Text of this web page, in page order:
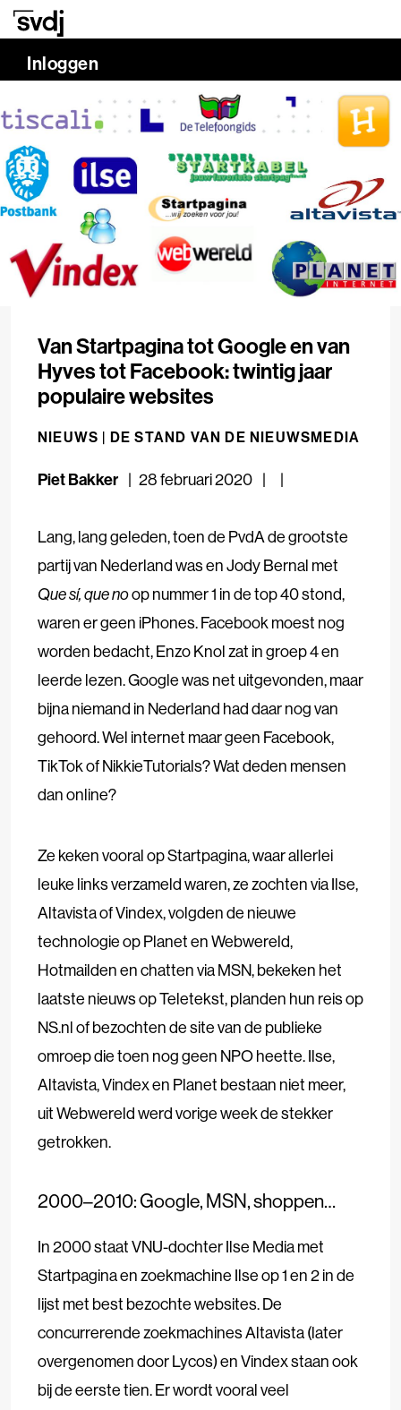
Naar hoofdinhoud
Inloggen
0.00%
Van Startpagina tot Google en van
Hyves tot Facebook: twintig jaar
populaire websites
NIEUWS | DE STAND VAN DE NIEUWSMEDIA
Piet Bakker 28 februari 2020
Lang, lang geleden, toen de PvdA de grootste
partij van Nederland was en Jody Bernal met
Que sí, que noop nummer 1 in de top 40 stond,
waren er geen iPhones. Facebook moest nog
worden bedacht, Enzo Knol zat in groep 4 en
leerde lezen. Google was net uitgevonden, maar
bijna niemand in Nederland had daar nog van
gehoord. Wel internet maar geen Facebook,
TikTok of NikkieTutorials? Wat deden mensen
dan online?
Ze keken vooral op Startpagina, waar allerlei
leuke links verzameld waren, ze zochten via Ilse,
Altavista of Vindex, volgden de nieuwe
technologie op Planet en Webwereld,
Hotmailden en chatten via MSN, bekeken het
laatste nieuws op Teletekst, planden hun reis op
NS.nl of bezochten de site van de publieke
omroep die toen nog geen NPO heette. Ilse,
Altavista, Vindex en Planet bestaan niet meer,
uit Webwereld werd vorige week de stekker
getrokken.
2000–2010: Google, MSN, shoppen…
In 2000 staat VNU-dochter Ilse Media met
Startpagina en zoekmachine Ilse op 1 en 2 in de
lijst met best bezochte websites. De
concurrerende zoekmachines Altavista (later
overgenomen door Lycos) en Vindex staan ook
bij de eerste tien. Er wordt vooral veel